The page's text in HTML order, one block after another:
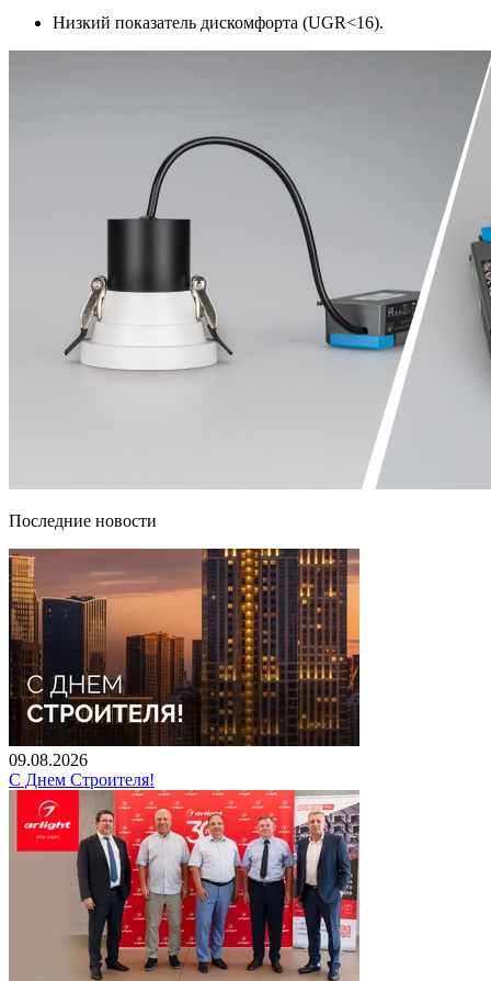
Низкий показатель дискомфорта (UGR<16).
Последние новости
09.08.2026
С Днем Строителя!